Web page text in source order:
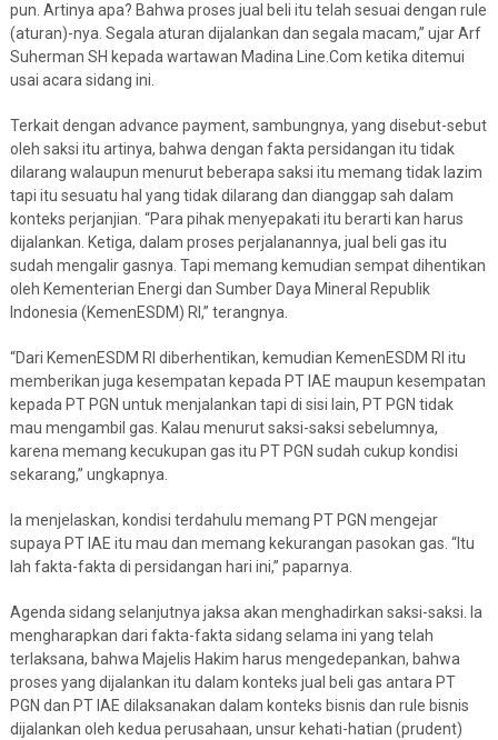
pun. Artinya apa? Bahwa proses jual beli itu telah sesuai dengan rule
(aturan)-nya. Segala aturan dijalankan dan segala macam,” ujar Arf
Suherman SH kepada wartawan Madina Line.Com ketika ditemui
usai acara sidang ini.
Terkait dengan advance payment, sambungnya, yang disebut-sebut
oleh saksi itu artinya, bahwa dengan fakta persidangan itu tidak
dilarang walaupun menurut beberapa saksi itu memang tidak lazim
tapi itu sesuatu hal yang tidak dilarang dan dianggap sah dalam
konteks perjanjian. “Para pihak menyepakati itu berarti kan harus
dijalankan. Ketiga, dalam proses perjalanannya, jual beli gas itu
sudah mengalir gasnya. Tapi memang kemudian sempat dihentikan
oleh Kementerian Energi dan Sumber Daya Mineral Republik
Indonesia (KemenESDM) RI,” terangnya.
“Dari KemenESDM RI diberhentikan, kemudian KemenESDM RI itu
memberikan juga kesempatan kepada PT IAE maupun kesempatan
kepada PT PGN untuk menjalankan tapi di sisi lain, PT PGN tidak
mau mengambil gas. Kalau menurut saksi-saksi sebelumnya,
karena memang kecukupan gas itu PT PGN sudah cukup kondisi
sekarang,” ungkapnya.
Ia menjelaskan, kondisi terdahulu memang PT PGN mengejar
supaya PT IAE itu mau dan memang kekurangan pasokan gas. “Itu
lah fakta-fakta di persidangan hari ini,” paparnya.
Agenda sidang selanjutnya jaksa akan menghadirkan saksi-saksi. Ia
mengharapkan dari fakta-fakta sidang selama ini yang telah
terlaksana, bahwa Majelis Hakim harus mengedepankan, bahwa
proses yang dijalankan itu dalam konteks jual beli gas antara PT
PGN dan PT IAE dilaksanakan dalam konteks bisnis dan rule bisnis
dijalankan oleh kedua perusahaan, unsur kehati-hatian (prudent)